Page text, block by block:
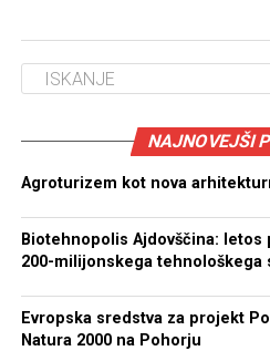
NAJNOVEJŠI
Agroturizem kot nova
Biotehnopolis Ajdovščina:
200-milijonskega tehnološkega
Evropska sredstva za projekt
Natura 2000 na Pohorju